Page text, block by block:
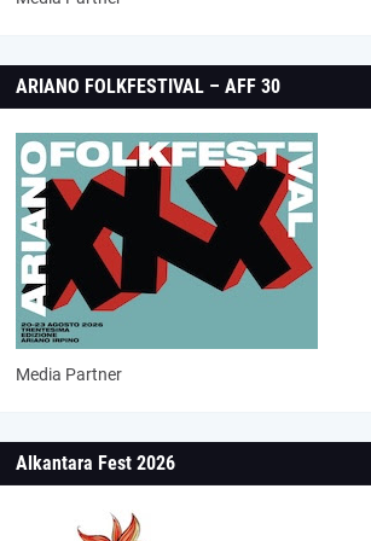
ARIANO FOLKFESTIVAL – AFF 30
Media Partner
Alkantara Fest 2026